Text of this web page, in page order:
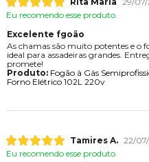
Eu recomendo esse produto.
Excelente fgoão
As chamas são muito potentes e o
ideal para assadeiras grandes.
promete!
Produto:Fogão à Gás
Forno Elétrico 102L 220v
Tamires A. 22/
Eu recomendo esse produto.